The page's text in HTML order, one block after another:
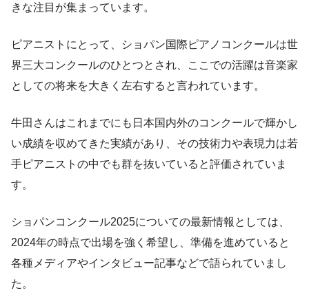
きな注目が集まっています。
ピアニストにとって、ショパン国際ピアノコンクールは世
界三大コンクールのひとつとされ、ここでの活躍は音楽家
としての将来を大きく左右すると言われています。
牛田さんはこれまでにも日本国内外のコンクールで輝かし
い成績を収めてきた実績があり、その技術力や表現力は若
手ピアニストの中でも群を抜いていると評価されていま
す。
ショパンコンクール2025についての最新情報としては、
2024年の時点で出場を強く希望し、準備を進めていると
各種メディアやインタビュー記事などで語られていまし
た。